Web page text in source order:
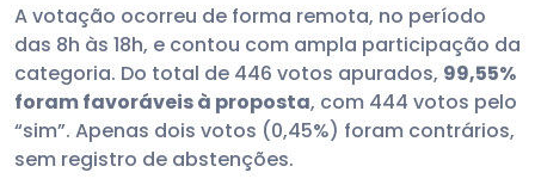
A votação ocorreu de forma remota, no período
das 8h às 18h, e contou com ampla participação da
categoria. Do total de 446 votos apurados, 99,55%
foram favoráveis à proposta, com 444 votos pelo
“sim”. Apenas dois votos (0,45%) foram contrários,
sem registro de abstenções.